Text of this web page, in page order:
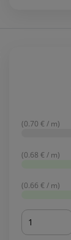
(0.70 € / m)
(0.68 € / m)
(0.66 € / m)
Menge